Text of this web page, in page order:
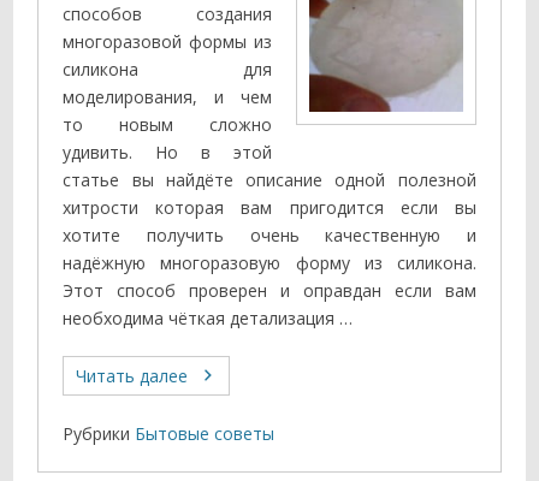
способов создания
многоразовой формы из
силикона для
моделирования, и чем
то новым сложно
удивить. Но в этой
статье вы найдёте описание одной полезной
хитрости которая вам пригодится если вы
хотите получить очень качественную и
надёжную многоразовую форму из силикона.
Этот способ проверен и оправдан если вам
необходима чёткая детализация …
Читать далее
Рубрики Бытовые советы